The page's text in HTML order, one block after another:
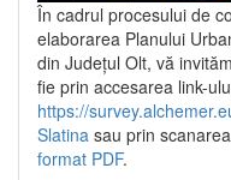
În cadrul procesului de
elaborarea Planului
din Județul Olt, vă
fie prin accesarea link-
https://
Slatina sau prin
format PDF.